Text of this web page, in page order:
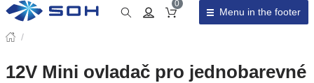
Cart total
0
Menu in the footer
/
12V Mini ovladač pro jednobarevné